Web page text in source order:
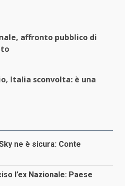
affronto pubblico di
Italia sconvolta: è una
ne è sicura: Conte
l’ex Nazionale: Paese